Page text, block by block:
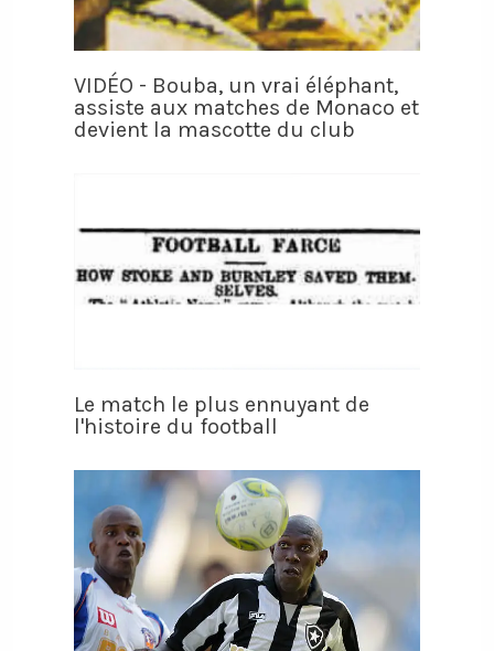
VIDÉO - Bouba, un vrai éléphant,
assiste aux matches de Monaco et
devient la mascotte du club
Le match le plus ennuyant de
l'histoire du football